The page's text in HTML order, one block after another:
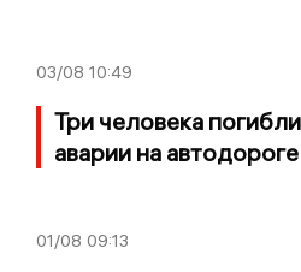
03/08 10:49
Три человека
аварии на
01/08 09:13